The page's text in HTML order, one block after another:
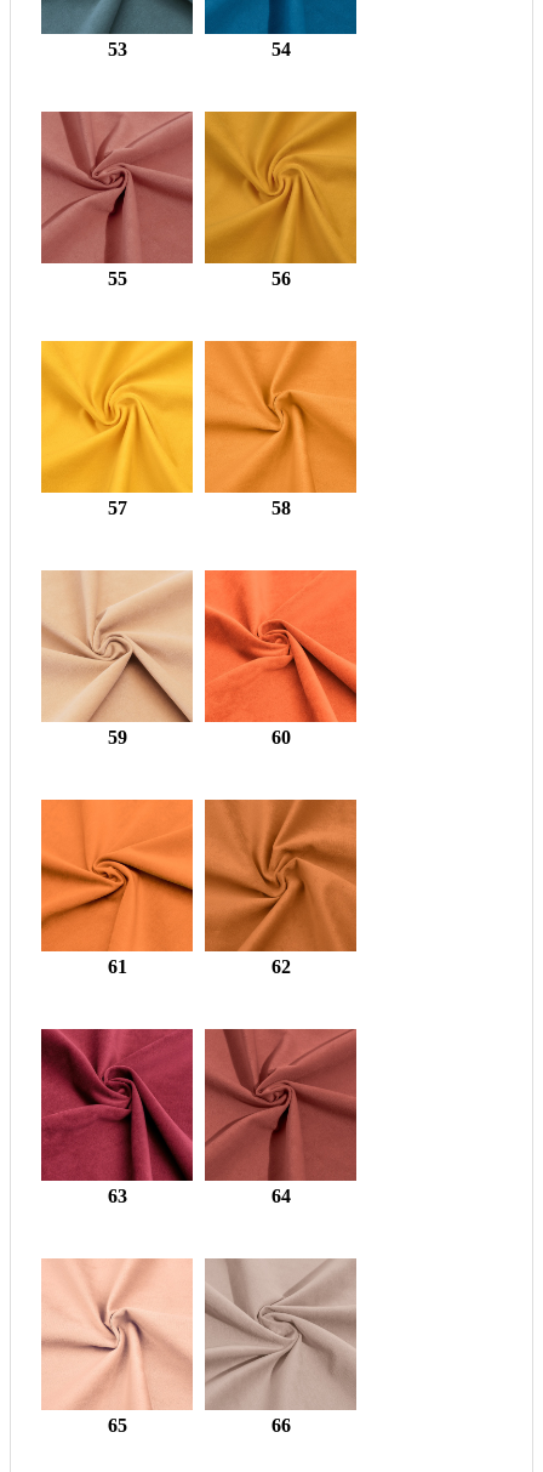
53 54
55 56
57 58
59 60
61 62
63 64
65 66